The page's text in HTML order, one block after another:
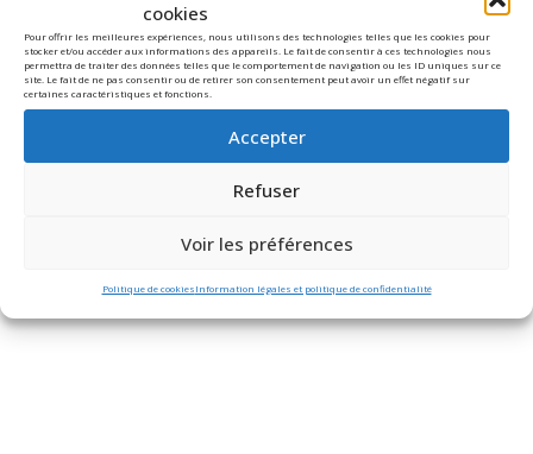
cookies
Pour offrir les meilleures expériences, nous utilisons des technologies telles que les cookies pour
stocker et/ou accéder aux informations des appareils. Le fait de consentir à ces technologies nous
permettra de traiter des données telles que le comportement de navigation ou les ID uniques sur ce
site. Le fait de ne pas consentir ou de retirer son consentement peut avoir un effet négatif sur
certaines caractéristiques et fonctions.
Accepter
Refuser
Voir les préférences
Politique de cookiesInformation légales et politique de confidentialité
RCL Radio ​
06 81 27 93 56 -
contact@rclradio.fr
Création du site internet : VENDEECOM-Informations
légales et politique de confidentialité